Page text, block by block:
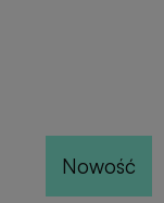
Nowość